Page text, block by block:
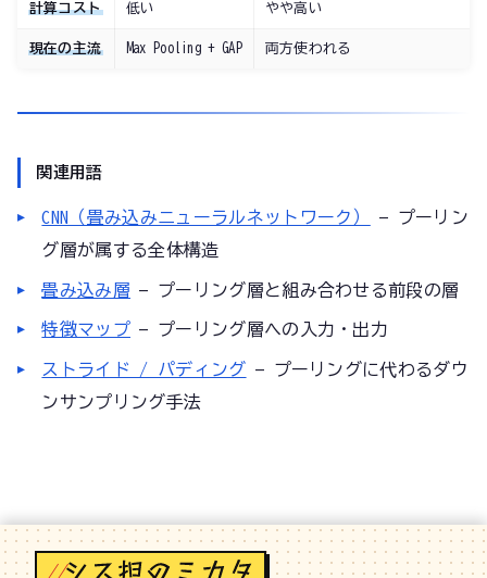
計算コスト 低い やや高い
現在の主流 Max Pooling + GAP 両方使われる
関連用語
CNN（畳み込みニューラルネットワーク）
— プーリン
グ層が属する全体構造
畳み込み層 — プーリング層と組み合わせる前段の層
特徴マップ — プーリング層への入力・出力
ストライド / パディング — プーリングに代わるダウ
ンサンプリング手法
//